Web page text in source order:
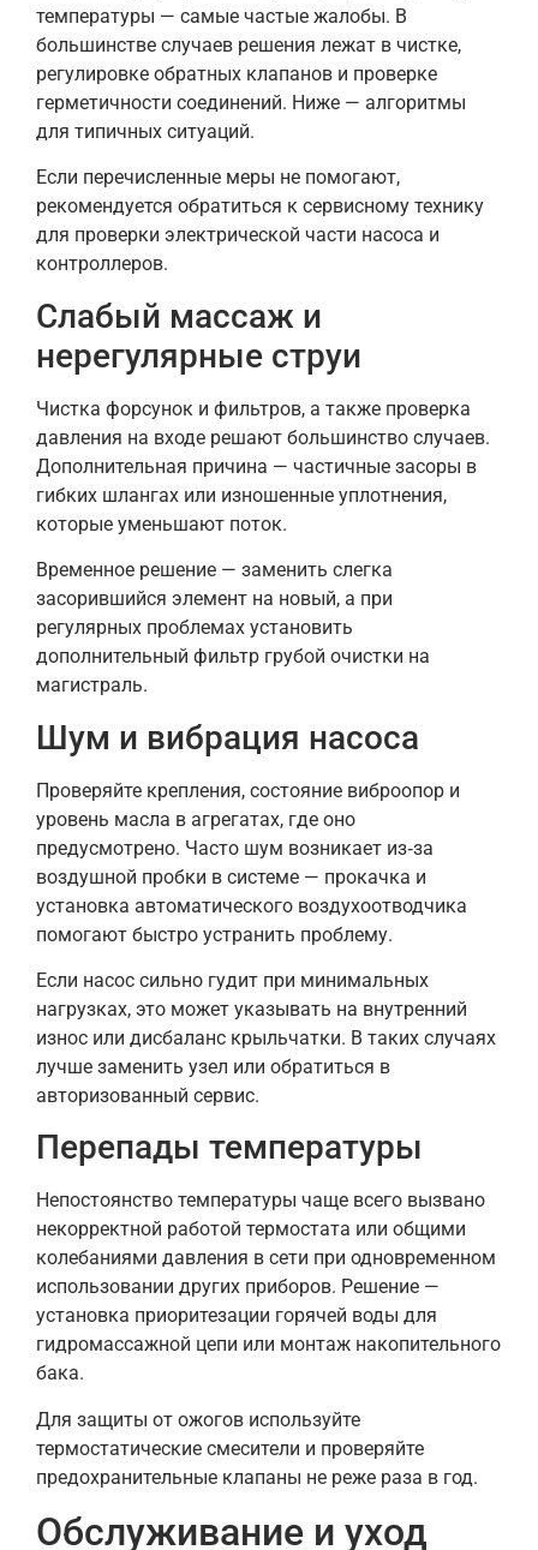
температуры — самые частые жалобы. В
большинстве случаев решения лежат в чистке,
регулировке обратных клапанов и проверке
герметичности соединений. Ниже — алгоритмы
для типичных ситуаций.
Если перечисленные меры не помогают,
рекомендуется обратиться к сервисному технику
для проверки электрической части насоса и
контроллеров.
Слабый массаж и
нерегулярные струи
Чистка форсунок и фильтров, а также проверка
давления на входе решают большинство случаев.
Дополнительная причина — частичные засоры в
гибких шлангах или изношенные уплотнения,
которые уменьшают поток.
Временное решение — заменить слегка
засорившийся элемент на новый, а при
регулярных проблемах установить
дополнительный фильтр грубой очистки на
магистраль.
Шум и вибрация насоса
Проверяйте крепления, состояние виброопор и
уровень масла в агрегатах, где оно
предусмотрено. Часто шум возникает из‑за
воздушной пробки в системе — прокачка и
установка автоматического воздухоотводчика
помогают быстро устранить проблему.
Если насос сильно гудит при минимальных
нагрузках, это может указывать на внутренний
износ или дисбаланс крыльчатки. В таких случаях
лучше заменить узел или обратиться в
авторизованный сервис.
Перепады температуры
Непостоянство температуры чаще всего вызвано
некорректной работой термостата или общими
колебаниями давления в сети при одновременном
использовании других приборов. Решение —
установка приоритезации горячей воды для
гидромассажной цепи или монтаж накопительного
бака.
Для защиты от ожогов используйте
термостатические смесители и проверяйте
предохранительные клапаны не реже раза в год.
Обслуживание и уход